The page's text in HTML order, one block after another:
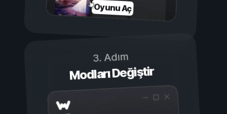
Oyunu Aç
3. Adım
Modları Değiştir